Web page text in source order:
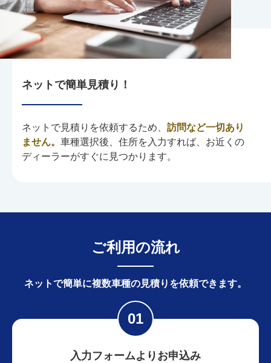
ネットで簡単見積り！
ネットで見積りを依頼するため、 訪問など一切あり
ません。 車種選択後、住所を入力すれば、お近くの
ディーラーがすぐに見つかります。
ご利用の流れ
ネットで簡単に複数車種の見積りを依頼できます。
入力フォームよりお申込み